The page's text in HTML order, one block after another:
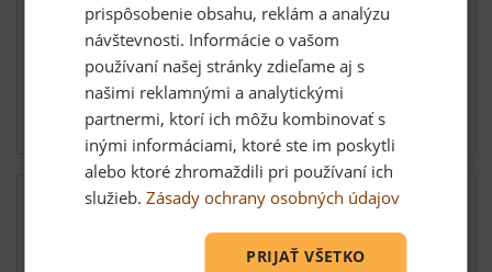
1,77 €
Skladom: viac ako 5 ks
prispôsobenie obsahu, reklám a analýzu
návštevnosti. Informácie o vašom
používaní našej stránky zdieľame aj s
našimi reklamnými a analytickými
partnermi, ktorí ich môžu kombinovať s
inými informáciami, ktoré ste im poskytli
alebo ktoré zhromaždili pri používaní ich
služieb.Zásady ochrany osobných údajov
PRIJAŤ VŠETKO